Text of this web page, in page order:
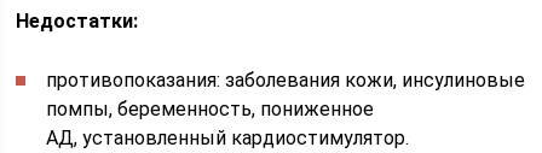
Недостатки:
противопоказания: заболевания кожи, инсулиновые
помпы, беременность, пониженное
АД, установленный кардиостимулятор.